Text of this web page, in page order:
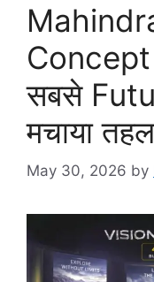
Concept
सबसे
मचाया
May 30, 2026 by